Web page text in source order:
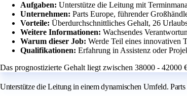
Aufgaben: Unterstütze die Leitung mit
Unternehmen: Parts Europe, führender
Vorteile: Überdurchschnittliches Gehalt, 26
Weitere Informationen: Wachsendes
Warum dieser Job: Werde Teil eines innovativen
Qualifikationen: Erfahrung in Assistenz oder
Das prognostizierte Gehalt liegt zwischen 38000 - 42000
Unterstütze die Leitung in einem dynamischen Umfeld.